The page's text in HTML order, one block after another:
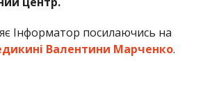
Інформатор посилаючись на
Валентини Марченко.